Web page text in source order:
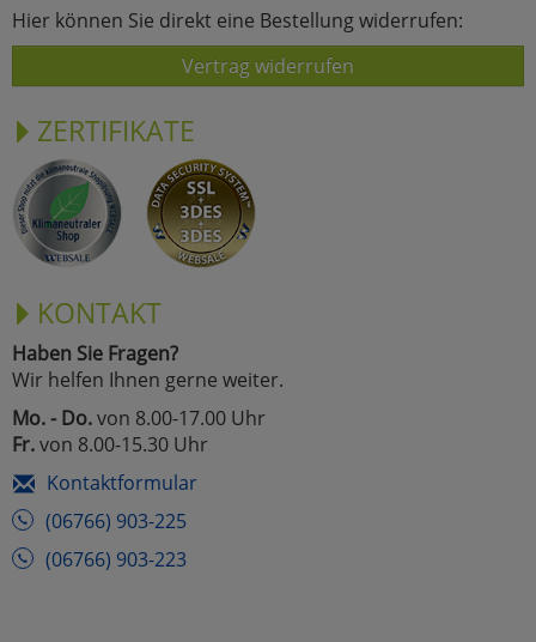
Hier können Sie direkt eine Bestellung widerrufen:
Vertrag widerrufen
ZERTIFIKATE
KONTAKT
Haben Sie Fragen?
Wir helfen Ihnen gerne weiter.
Mo. - Do.von 8.00-17.00 Uhr
Fr.von 8.00-15.30 Uhr
Kontaktformular
(06766) 903-225
(06766) 903-223